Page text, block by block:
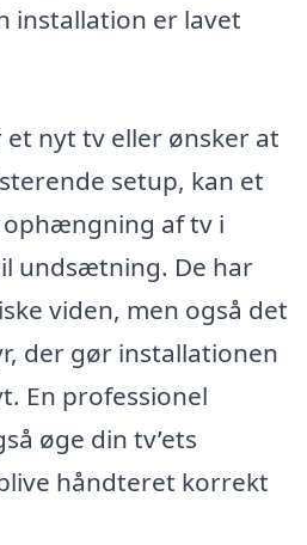
installation er lavet
nyt tv eller ønsker at
setup, kan et
af tv i
undsætning. De har
viden, men også det
der gør installationen
En professionel
øge din tv’ets
håndteret korrekt